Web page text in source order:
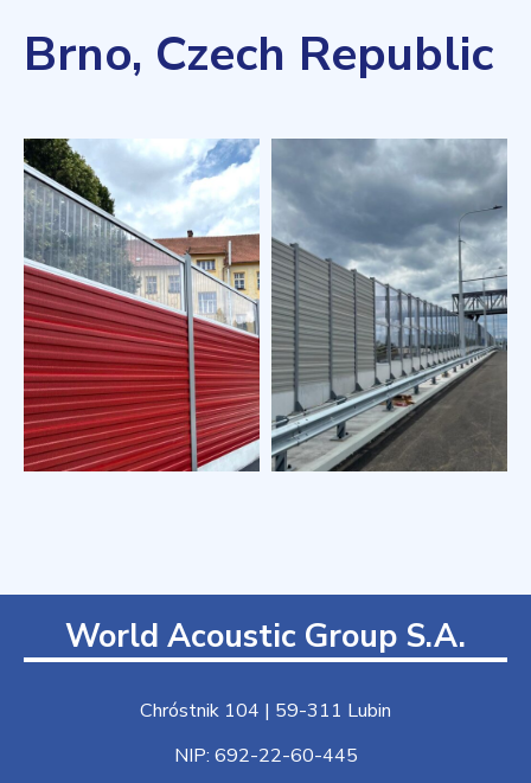
Brno, Czech Republic
World Acoustic Group S.A.
Chróstnik 104 | 59-311 Lubin
NIP: 692-22-60-445